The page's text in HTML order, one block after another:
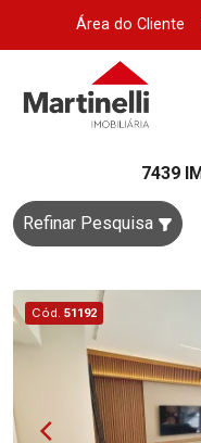
Área do Cliente
7439
Refinar Pesquisa
Cód. 51192